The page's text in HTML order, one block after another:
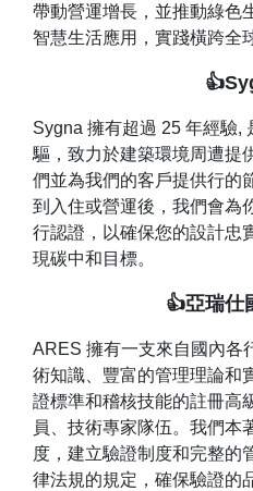
帶動營運增長，並推動綠色
智慧生活應用，實踐橫跨全
Sygna 擁有超過 25 年經驗,
驅，致力於建築環境周遭提
們並為我們的客戶提供行的
到入住或營運後，我們會為
行認證，以確保您的設計忠
現碳中和目標。
👍亞瑞仕
ARES 擁有一支來自國內各
術知識、豐富的管理理論和
證標準和稽核技能的註冊高
員、技術專家隊伍。我們本
度，建立驗證制度和完整的
律法規的規定，確保驗證的